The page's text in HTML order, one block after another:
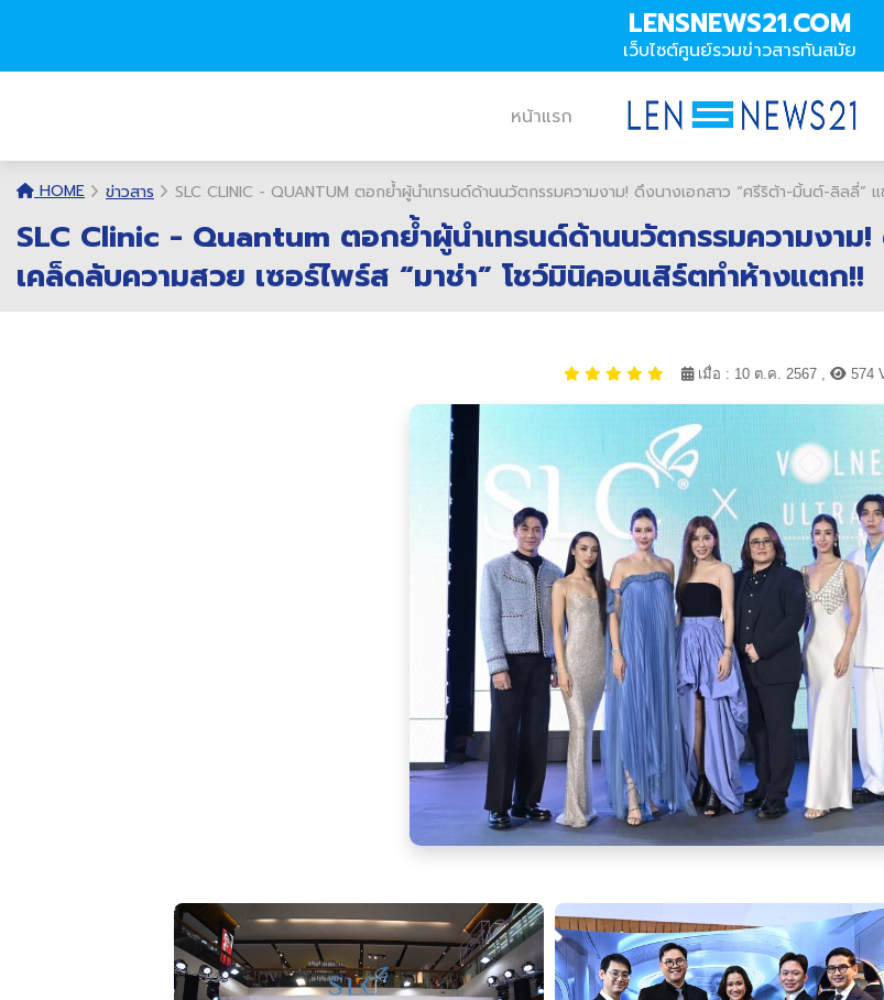
LENSNEWS21.COM
เว็บไซต์ศูนย์รวมข่าวสารทันสมัย
หน้าแรก
HOME ข่าวสาร SLC CLINIC - QUANTUM ตอกย้ำผู้นำเทรนด์ด้านนวัตกรรมความงาม! ดึงนางเอกสาว “ศรีริต้า-มิ้นต์-ลิลลี่”
SLC Clinic - Quantum ตอกย้ำผู้นำเทรนด์ด้านนวัตกรรมความงาม
เคล็ดลับความสวย เซอร์ไพร์ส “มาช่า” โชว์มินิคอนเสิร์ตทำห้างแตก!!
เมื่อ : 10 ต.ค. 2567 , 574